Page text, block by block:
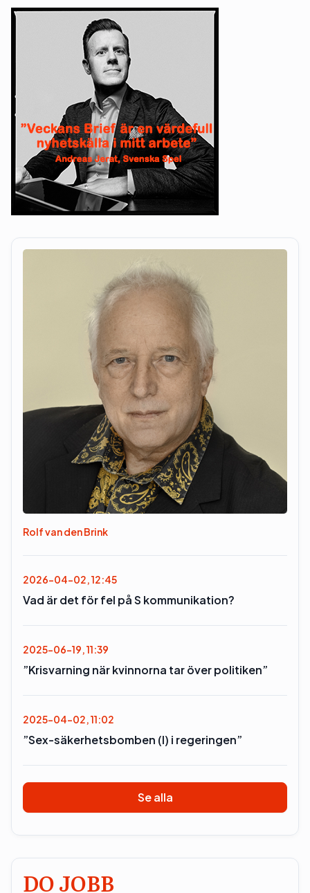
Rolf van den Brink
2026-04-02, 12:45
Vad är det för fel på S kommunikation?
2025-06-19, 11:39
”Krisvarning när kvinnorna tar över politiken”
2025-04-02, 11:02
”Sex-säkerhetsbomben (l) i regeringen”
Se alla
DO JOBB